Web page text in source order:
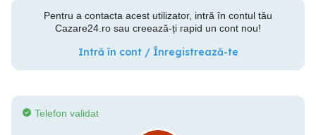
Pentru a contacta acest utilizator, intră în contul tău
Cazare24.ro sau creează-ți rapid un cont nou!
Intră în cont / Înregistrează-te
Telefon validat